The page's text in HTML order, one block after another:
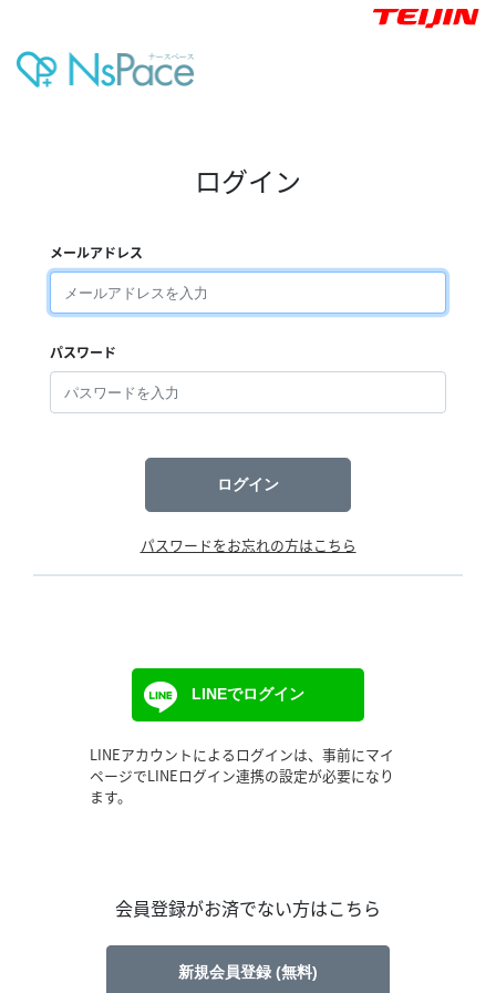
ログイン
メールアドレス
パスワード
ログイン
パスワードをお忘れの方はこちら
LINEでログイン
LINEアカウントによるログインは、事前にマイ
ページでLINEログイン連携の設定が必要になり
ます。
会員登録がお済でない方はこちら
新規会員登録 (無料)